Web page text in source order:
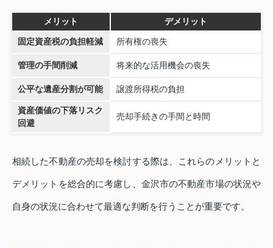
メリット デメリット
固定資産税の負担軽減 所有権の喪失
管理の手間削減 将来的な活用機会の喪失
公平な遺産分割が可能 譲渡所得税の負担
資産価値の下落リスク
回避
売却手続きの手間と時間
相続した不動産の売却を検討する際は、これらのメリットと
デメリットを総合的に考慮し、金沢市の不動産市場の状況や
自身の状況に合わせて最適な判断を行うことが重要です。